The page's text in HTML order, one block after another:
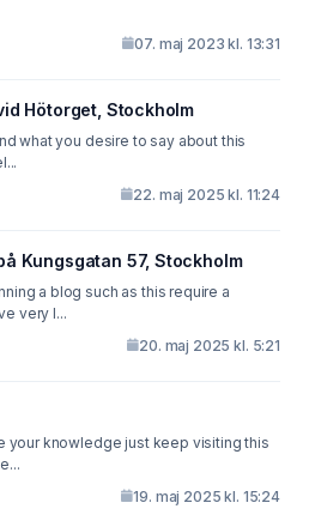
07. maj 2023 kl. 13:31
Hötorget, Stockholm
you desire to say about this
22. maj 2025 kl. 11:24
Kungsgatan 57, Stockholm
a blog such as this require a
very l...
20. maj 2025 kl. 5:21
your knowledge just keep visiting this
19. maj 2025 kl. 15:24